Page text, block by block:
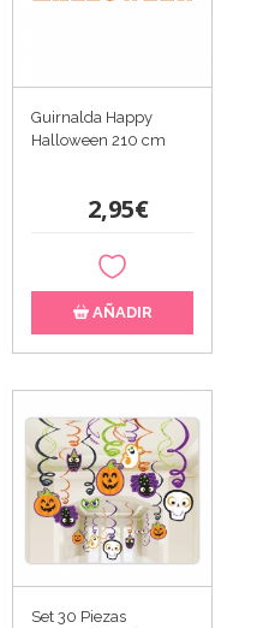
Guirnalda Happy
Halloween 210 cm
2,95€
AÑADIR
Set 30 Piezas